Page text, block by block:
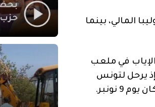
المالي، بينما
على أن تجرى مباراة الإياب في ملعب
بركان، إذ يرحل لتونس
حزب